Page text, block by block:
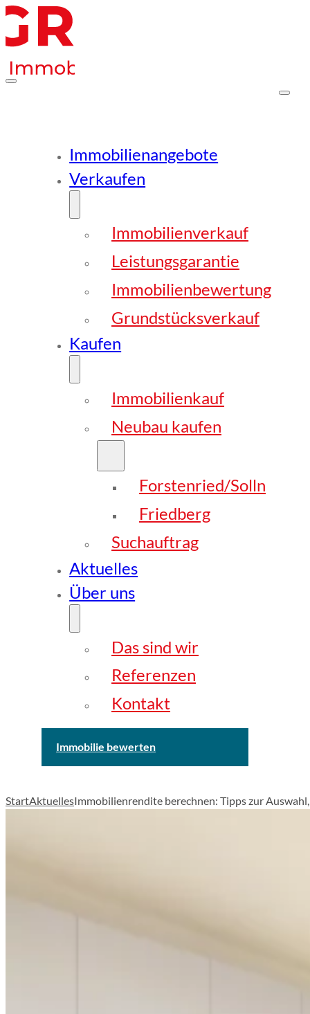
Immobilienangebote
Verkaufen
Immobilienverkauf
Leistungsgarantie
Immobilienbewertung
Grundstücksverkauf
Kaufen
Immobilienkauf
Neubau kaufen
Forstenried/Solln
Friedberg
Suchauftrag
Aktuelles
Über uns
Das sind wir
Referenzen
Kontakt
Immobilie bewerten
StartAktuellesImmobilienrendite berechnen: Tipps zur